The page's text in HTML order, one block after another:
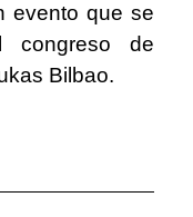
evento que se
congreso de
Bilbao.